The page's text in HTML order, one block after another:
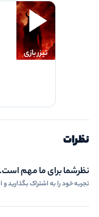
تیزر بازی
نظرات
نظرشما برای ما مهم است.
تجربه خود را به اشتراک بگذارید و